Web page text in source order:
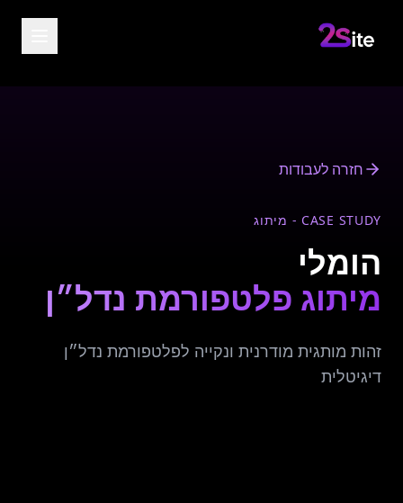
חזרה לעבודות
CASE STUDY - מיתוג
הומלי
מיתוג פלטפורמת נדל״ן
זהות מותגית מודרנית ונקייה לפלטפורמת נדל״ן
דיגיטלית